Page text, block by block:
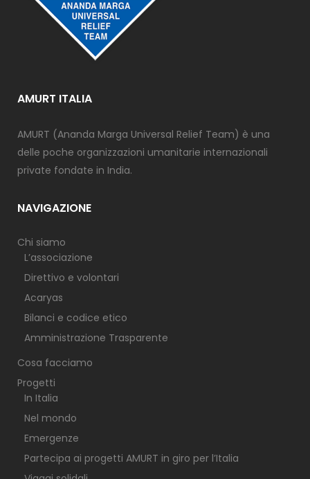
AMURT ITALIA
AMURT (Ananda Marga Universal Relief Team) è una
delle poche organizzazioni umanitarie internazionali
private fondate in India.
NAVIGAZIONE
Chi siamo
L’associazione
Direttivo e volontari
Acaryas
Bilanci e codice etico
Amministrazione Trasparente
Cosa facciamo
Progetti
In Italia
Nel mondo
Emergenze
Partecipa ai progetti AMURT in giro per l’Italia